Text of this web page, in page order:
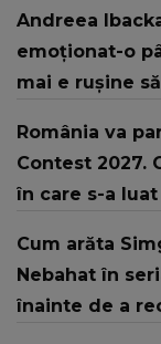
Andreea
emoționat-o
mai e rușine
România va
Contest 2027.
în care s-a luat
strategic de..."
Cum arăta
Nebahat în
înainte de a